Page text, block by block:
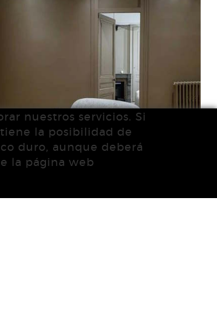
nuestros servicios. Si
la posibilidad de
duro, aunque deberá
la página web